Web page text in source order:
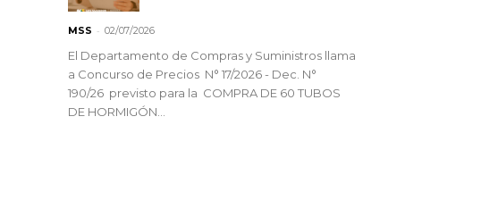
MSS - 02/07/2026
El Departamento de Compras y Suministros llama
a Concurso de Precios N° 17/2026 - Dec. N°
190/26 previsto para la COMPRA DE 60 TUBOS
DE HORMIGÓN...